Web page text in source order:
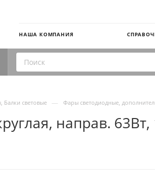
НАША КОМПАНИЯ
Балки световые — Фары светодиодные,
направ.